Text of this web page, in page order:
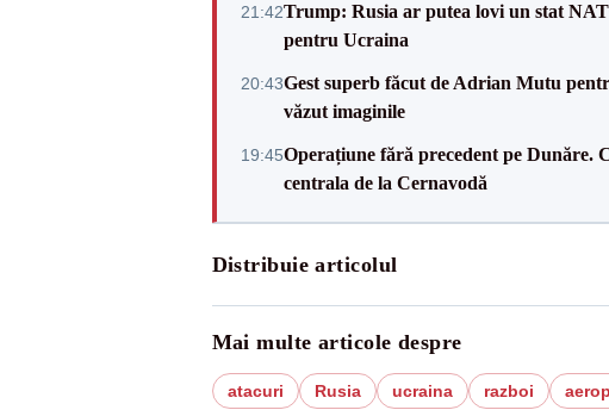
21:42Trump: Rusia ar putea lovi un stat
pentru Ucraina
20:43Gest superb făcut de Adrian Mutu
văzut imaginile
19:45Operațiune fără precedent pe Dunăre.
centrala de la Cernavodă
Distribuie articolul
Mai multe articole despre
atacuri Rusia ucraina razboi